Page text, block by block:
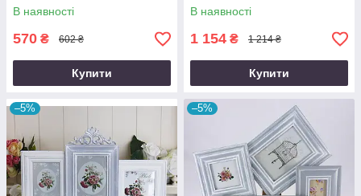
В наявності
570 ₴ 602 ₴
Купити
В наявності
1 154 ₴ 1 214 ₴
Купити
–5% –5%